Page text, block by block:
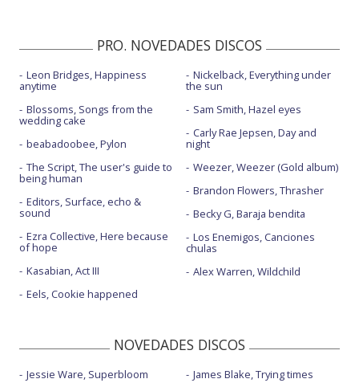
PRO. NOVEDADES DISCOS
Leon Bridges, Happiness
anytime
Blossoms, Songs from the
wedding cake
beabadoobee, Pylon
The Script, The user's guide to
being human
Editors, Surface, echo &
sound
Ezra Collective, Here because
of hope
Kasabian, Act III
Eels, Cookie happened
Nickelback, Everything under
the sun
Sam Smith, Hazel eyes
Carly Rae Jepsen, Day and
night
Weezer, Weezer (Gold album)
Brandon Flowers, Thrasher
Becky G, Baraja bendita
Los Enemigos, Canciones
chulas
Alex Warren, Wildchild
NOVEDADES DISCOS
Jessie Ware, Superbloom
James Blake, Trying times